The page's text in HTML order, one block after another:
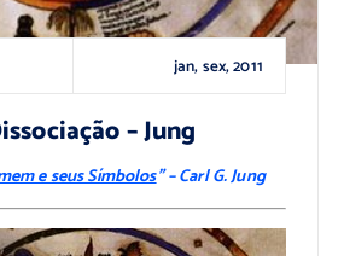
jan, sex, 2011
– Jung
e seus Símbolos” – Carl G. Jung